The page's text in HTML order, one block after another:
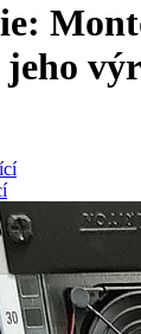
jeho